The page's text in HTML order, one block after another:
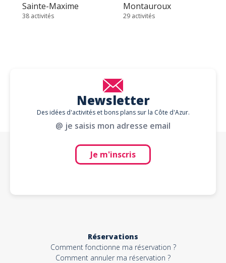
Sainte-Maxime
38 activités
Montauroux
29 activités
Newsletter
Des idées d'activités et bons plans sur la Côte d'Azur.
@ je saisis mon adresse email
Je m'inscris
Réservations
Comment fonctionne ma réservation ?
Comment annuler ma réservation ?